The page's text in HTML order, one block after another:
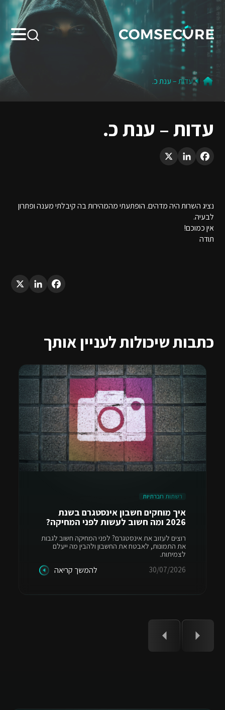
Search:
עדות – ענת כ.
עדות – ענת כ.
Facebook
LinkedIn
X
נציג השרות היה מדהים. הופתעתי מהמהירות בה קיבלתי מענה ופתרון
לבעיה.
אין כמוכם!
תודה
Facebook
LinkedIn
X
כתבות שיכולות לעניין אותך
רשתות חברתיות
איך מוחקים חשבון אינסטגרם בשנת
2026 ומה חשוב לעשות לפני המחיקה?
רוצים לעזוב את אינסטגרם? לפני המחיקה חשוב לגבות
את התמונות, לאבטח את החשבון ולהבין מה ייעלם
לצמיתות.
30/07/2026
להמשך קריאה